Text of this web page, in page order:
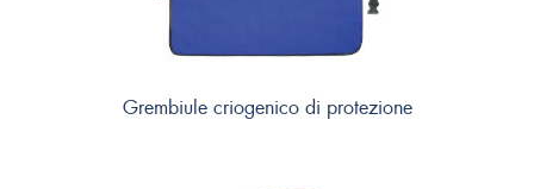
Grembiule criogenico di protezione